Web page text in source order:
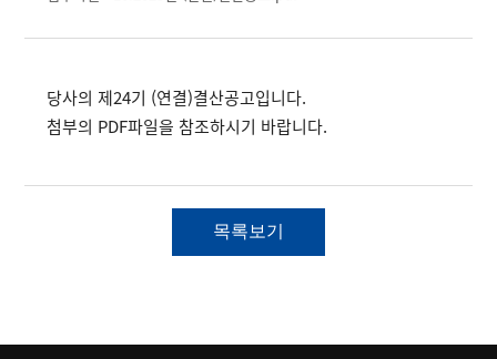
당사의 제24기 (연결)결산공고입니다.
첨부의 PDF파일을 참조하시기 바랍니다.